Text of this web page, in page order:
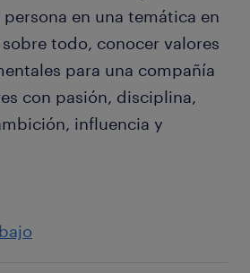
en una temática en
todo, conocer valores
para una compañía
con pasión, disciplina,
influencia y